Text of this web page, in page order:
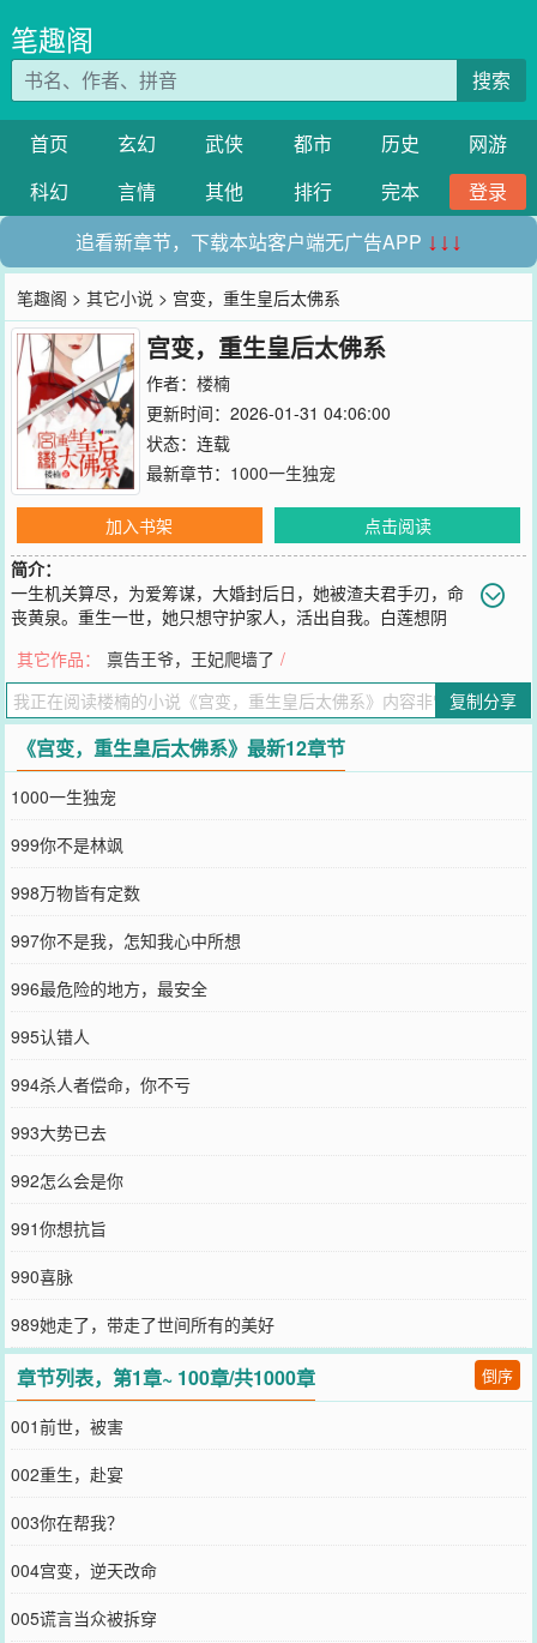
笔趣阁
搜索
首页 玄幻 武侠 都市 历史
网游
科幻
言情 其他 排行 完本
登录
追看新章节，下载本站客户端无广告APP ↓↓↓
笔趣阁 >其它小说 > 宫变，重生皇后太佛系
宫变，重生皇后太佛系
作者： 楼楠
更新时间：2026-01-31 04:06:00
状态：连载
最新章节： 1000一生独宠
加入书架
点击阅读
简介：
一生机关算尽，为爱筹谋，大婚封后日，她被渣夫君手刃，命
丧黄泉。重生一世，她只想守护家人，活出自我。白莲想阴
参：林大小姐飞扬跋扈，骄横专行，不堪为后……只有他，轻叹一声
幽幽道：朕的皇后就是太佛系，明明应该都杀的，为什么还要打……
您要是觉得《宫变，重生皇后太佛系》还不错的话请不要忘记向您QQ
群和微博微信里的朋友推荐哦！
其它作品： 禀告王爷，王妃爬墙了 /
复制分享
《宫变，重生皇后太佛系》最新12章节
1000一生独宠
999你不是林飒
998万物皆有定数
997你不是我，怎知我心中所想
996最危险的地方，最安全
995认错人
994杀人者偿命，你不亏
993大势已去
992怎么会是你
991你想抗旨
990喜脉
989她走了，带走了世间所有的美好
章节列表，第1章~ 100章/共1000章 倒序
001前世，被害
002重生，赴宴
003你在帮我？
004宫变，逆天改命
005谎言当众被拆穿